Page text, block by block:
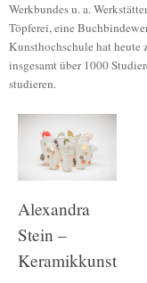
Werkbundes u. a.
Töpferei, eine
Kunsthochschule hat heute
insgesamt über 1000
studieren.
Alexandra
Stein –
Keramikkunst